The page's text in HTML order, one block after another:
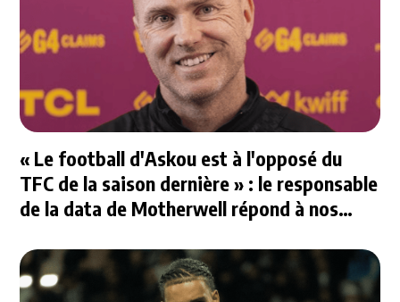
« Le football d'Askou est à l'opposé du
TFC de la saison dernière » : le responsable
de la data de Motherwell répond à nos